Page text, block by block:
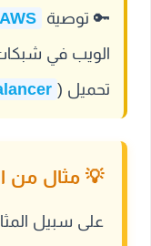
🔑 توصية AWS
الويب في
تحميل (
على سبيل